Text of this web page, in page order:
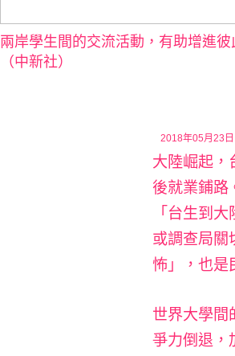
兩岸學生間的交流活動，有助增進
（中新社）
2018年05月23
大陸崛起，
後就業鋪路
「台生到
或調查局關
怖」，也是
世界大學間
爭力倒退，